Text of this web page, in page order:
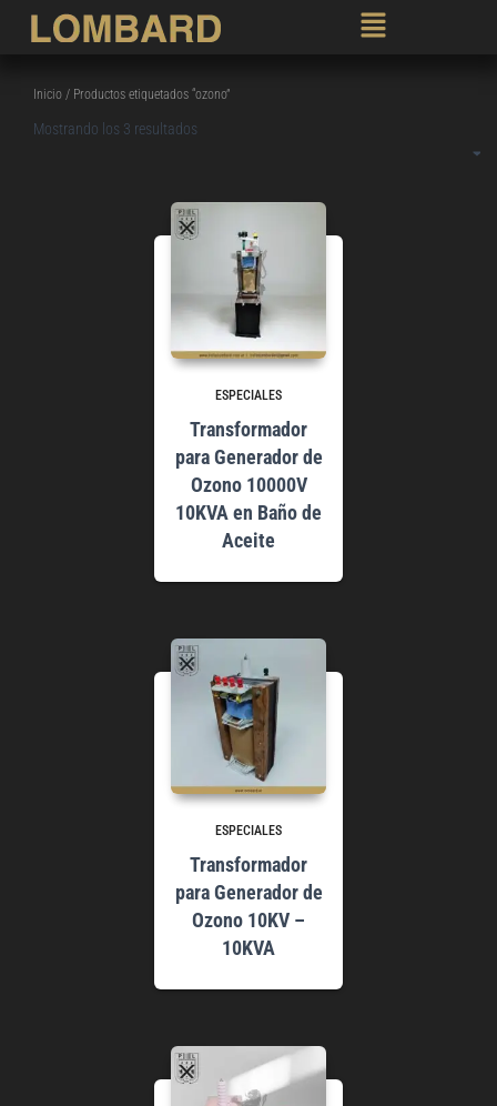
Inicio / Productos etiquetados “ozono”
Mostrando los 3 resultados
ESPECIALES
Transformador
para Generador de
Ozono 10000V
10KVA en Baño de
Aceite
ESPECIALES
Transformador
para Generador de
Ozono 10KV –
10KVA